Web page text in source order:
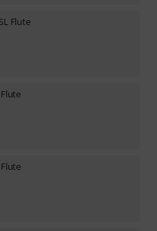
Flute
Flute
Flute